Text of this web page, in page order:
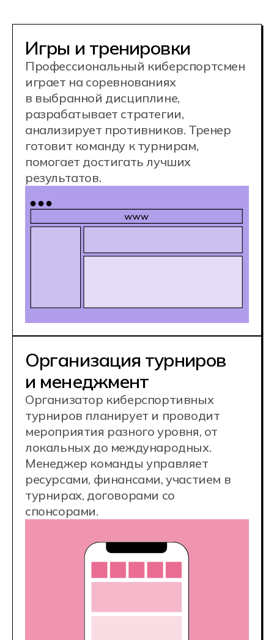
Организация турниров
и менеджмент
Организатор киберспортивных
турниров планирует и проводит
мероприятия разного уровня, от
локальных до международных.
Менеджер команды управляет
ресурсами, финансами, участием в
турнирах, договорами со
спонсорами.
Контент и стриминг
Контент-создатель ведёт игровой
канал, строит сообщество, работает
проводит профессиональные
трансляции турниров, анализирует
матчи. Используют платформы
стриминга и социальные сети для
продвижения.